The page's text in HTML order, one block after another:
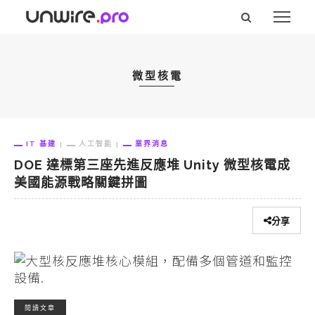
微型核電
IT 基建 人工智能 業界消息
DOE 達標第三座先進反應堆 Unity 微型核電成
美國能源戰略關鍵拼圖
分享
閱讀文章